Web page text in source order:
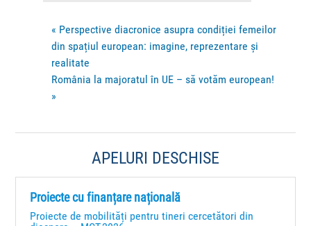
« Perspective diacronice asupra condiției femeilor
din spațiul european: imagine, reprezentare și
realitate
România la majoratul în UE – să votăm european!
»
APELURI DESCHISE
Proiecte cu finanțare națională
Proiecte de mobilități pentru tineri cercetători din